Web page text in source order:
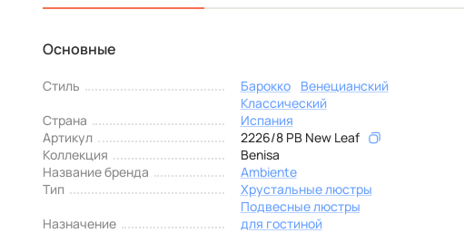
Основные
Стиль Барокко
Венецианский
Классический
Страна
Испания
Артикул
2226/8 PB New Leaf
Коллекция
Benisa
Название бренда
Ambiente
Тип
Хрустальные люстры
Подвесные люстры
Назначение
для гостиной